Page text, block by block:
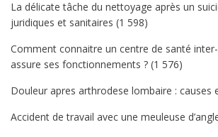
La délicate tâche du nettoyage après un
juridiques et sanitaires (1 598)
Comment connaitre un centre de santé
assure ses fonctionnements ? (1 576)
Douleur apres arthrodese lombaire : causes
Accident de travail avec une meuleuse